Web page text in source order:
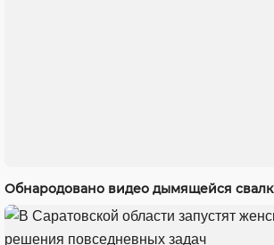
Обнародовано видео дымящейся